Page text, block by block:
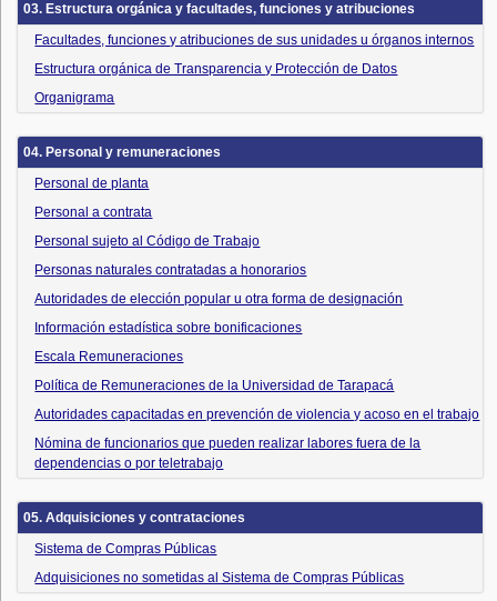
03. Estructura orgánica y facultades, funciones y atribuciones
Facultades, funciones y atribuciones de sus unidades u órganos internos
Estructura orgánica de Transparencia y Protección de Datos
Organigrama
04. Personal y remuneraciones
Personal de planta
Personal a contrata
Personal sujeto al Código de Trabajo
Personas naturales contratadas a honorarios
Autoridades de elección popular u otra forma de designación
Información estadística sobre bonificaciones
Escala Remuneraciones
Política de Remuneraciones de la Universidad de Tarapacá
Autoridades capacitadas en prevención de violencia y acoso en el trabajo
Nómina de funcionarios que pueden realizar labores fuera de la
dependencias o por teletrabajo
05. Adquisiciones y contrataciones
Sistema de Compras Públicas
Adquisiciones no sometidas al Sistema de Compras Públicas